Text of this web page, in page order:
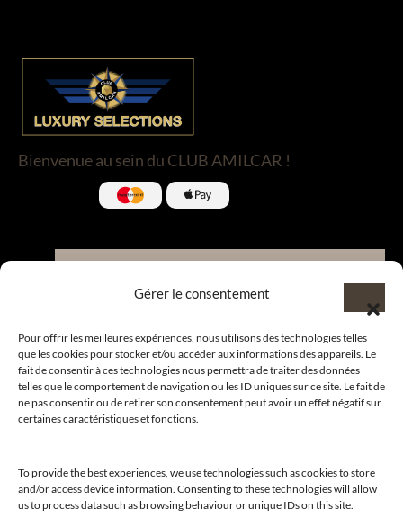
Gérer le consentement
Pour offrir les meilleures expériences, nous utilisons des technologies telles
que les cookies pour stocker et/ou accéder aux informations des appareils. Le
fait de consentir à ces technologies nous permettra de traiter des données
telles que le comportement de navigation ou les ID uniques sur ce site. Le fait de
ne pas consentir ou de retirer son consentement peut avoir un effet négatif sur
certaines caractéristiques et fonctions.
To provide the best experiences, we use technologies such as cookies to store
and/or access device information. Consenting to these technologies will allow
us to process data such as browsing behaviour or unique IDs on this site.
Bienvenue au sein du CLUB AMILCAR !
CLUB.
Suivre nos actualités
Suivre l’actualité de nos marques et celle du CLUB !